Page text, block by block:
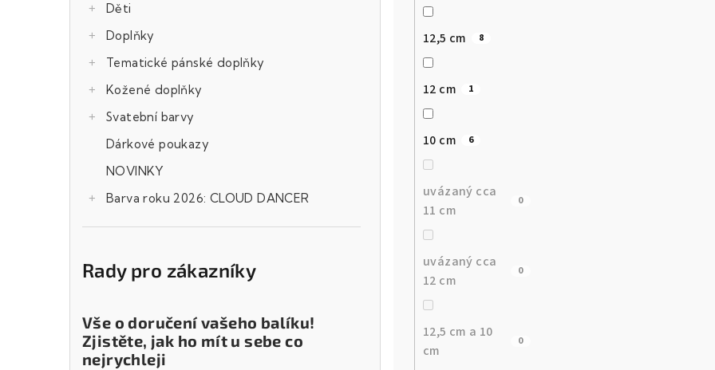
Děti
Doplňky
Tematické pánské doplňky
Kožené doplňky
Svatební barvy
Dárkové poukazy
NOVINKY
Barva roku 2026: CLOUD DANCER
Rady pro zákazníky
Vše o doručení vašeho balíku!
Zjistěte, jak ho mít u sebe co
nejrychleji
12,5 cm 8
12 cm 1
10 cm 6
uvázaný cca
11 cm
0
uvázaný cca
12 cm
0
12,5 cm a 10
cm
0